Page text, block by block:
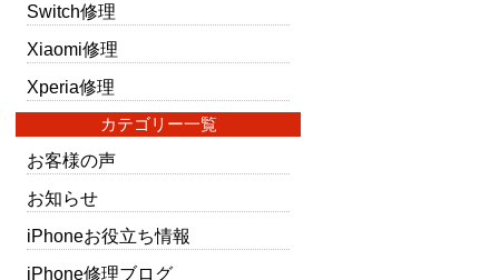
Switch修理
Xiaomi修理
Xperia修理
カテゴリー一覧
お客様の声
お知らせ
iPhoneお役立ち情報
iPhone修理ブログ